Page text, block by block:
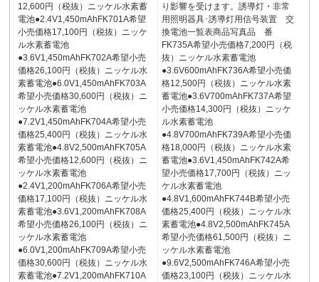
12,600円（税抜）ニッケル水素蓄
電池●2.4V1,450mAhFK701A希望
小売価格17,100円（税抜）ニッケ
ル水素蓄電池
●3.6V1,450mAhFK702A希望小売
価格26,100円（税抜）ニッケル水
素蓄電池●6.0V1,450mAhFK703A
希望小売価格30,600円（税抜）ニ
ッケル水素蓄電池
●7.2V1,450mAhFK704A希望小売
価格25,400円（税抜）ニッケル水
素蓄電池●4.8V2,500mAhFK705A
希望小売価格12,600円（税抜）ニ
ッケル水素蓄電池
●2.4V1,200mAhFK706A希望小売
価格17,100円（税抜）ニッケル水
素蓄電池●3.6V1,200mAhFK708A
希望小売価格26,100円（税抜）ニ
ッケル水素蓄電池
●6.0V1,200mAhFK709A希望小売
価格30,600円（税抜）ニッケル水
素蓄電池●7.2V1,200mAhFK710A
り影響を受けます。誘導灯・非常
用照明器具･誘導灯用信号装置 交
換電池一覧表商品写真品 番
FK735A希望小売価格7,200円（税
抜）ニッケル水素蓄電池
●3.6V600mAhFK736A希望小売価
格12,500円（税抜）ニッケル水素
蓄電池●3.6V700mAhFK737A希望
小売価格14,300円（税抜）ニッケ
ル水素蓄電池
●4.8V700mAhFK739A希望小売価
格18,000円（税抜）ニッケル水素
蓄電池●3.6V1,450mAhFK742A希
望小売価格17,700円（税抜）ニッ
ケル水素蓄電池
●4.8V1,600mAhFK744B希望小売
価格25,400円（税抜）ニッケル水
素蓄電池●4.8V2,500mAhFK745A
希望小売価格61,500円（税抜）ニ
ッケル水素蓄電池
●9.6V2,500mAhFK746A希望小売
価格23,100円（税抜）ニッケル水